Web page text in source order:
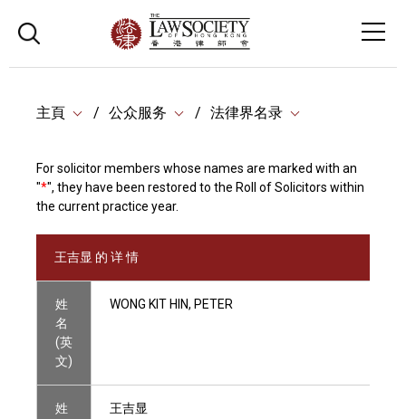
主頁 公众服务 法律界名录
For solicitor members whose names are marked with an
"*", they have been restored to the Roll of Solicitors within
the current practice year.
王吉显 的 详 情
姓
名
(英
文)
WONG KIT HIN, PETER
姓
王吉显